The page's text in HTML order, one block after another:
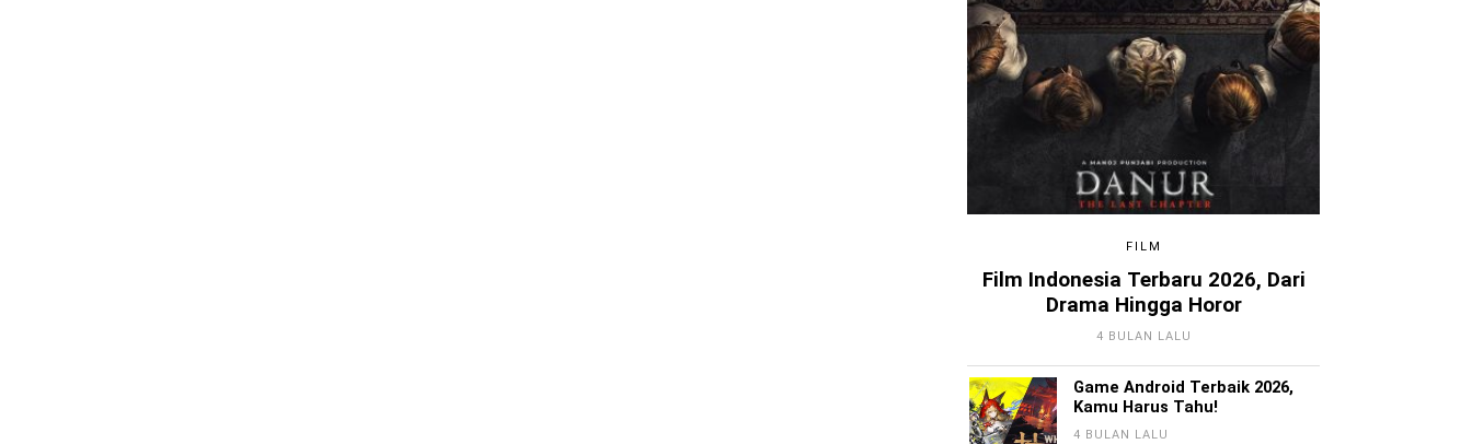
FILM
Film Indonesia Terbaru 2026, Dari
Drama Hingga Horor
4 BULAN LALU
Game Android Terbaik 2026,
Kamu Harus Tahu!
4 BULAN LALU